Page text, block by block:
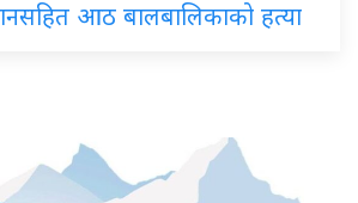
आठ बालबालिकाको हत्या